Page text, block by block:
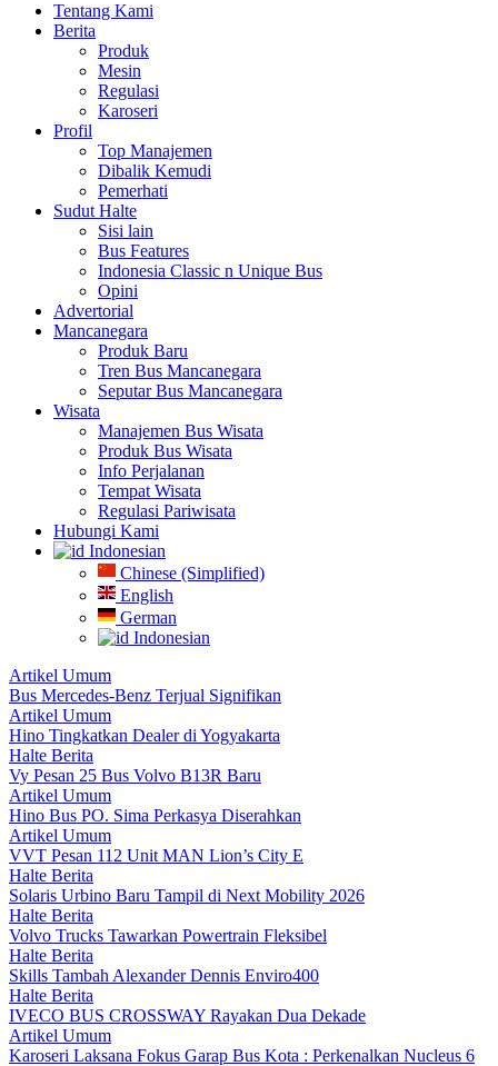
Tentang Kami
Berita
Produk
Mesin
Regulasi
Karoseri
Profil
Top Manajemen
Dibalik Kemudi
Pemerhati
Sudut Halte
Sisi lain
Bus Features
Indonesia Classic n Unique Bus
Opini
Advertorial
Mancanegara
Produk Baru
Tren Bus Mancanegara
Seputar Bus Mancanegara
Wisata
Manajemen Bus Wisata
Produk Bus Wisata
Info Perjalanan
Tempat Wisata
Regulasi Pariwisata
Hubungi Kami
Indonesian
Chinese (Simplified)
English
German
Indonesian
Artikel Umum
Bus Mercedes-Benz Terjual Signifikan
Artikel Umum
Hino Tingkatkan Dealer di Yogyakarta
Halte Berita
Vy Pesan 25 Bus Volvo B13R Baru
Artikel Umum
Hino Bus PO. Sima Perkasya Diserahkan
Artikel Umum
VVT Pesan 112 Unit MAN Lion’s City E
Halte Berita
Solaris Urbino Baru Tampil di Next Mobility 2026
Halte Berita
Volvo Trucks Tawarkan Powertrain Fleksibel
Halte Berita
Skills Tambah Alexander Dennis Enviro400
Halte Berita
IVECO BUS CROSSWAY Rayakan Dua Dekade
Artikel Umum
Karoseri Laksana Fokus Garap Bus Kota : Perkenalkan Nucleus 6